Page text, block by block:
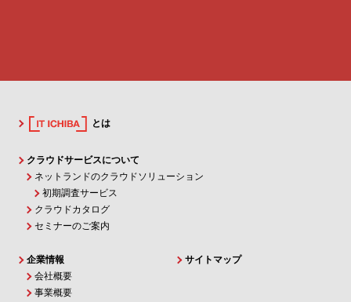
とは
クラウドサービスについて
ネットランドのクラウドソリューション
初期調査サービス
クラウドカタログ
セミナーのご案内
企業情報
会社概要
事業概要
サイトマップ